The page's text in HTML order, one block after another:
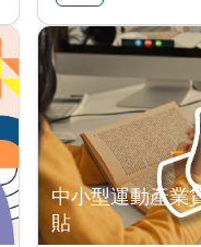
中小型運動產業
貼